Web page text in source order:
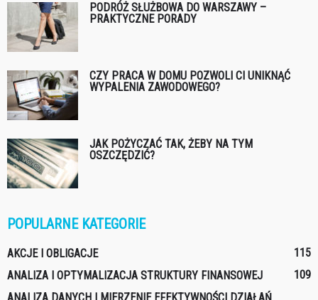
PODRÓŻ SŁUŻBOWA DO WARSZAWY –
PRAKTYCZNE PORADY
CZY PRACA W DOMU POZWOLI CI UNIKNĄĆ
WYPALENIA ZAWODOWEGO?
JAK POŻYCZAĆ TAK, ŻEBY NA TYM
OSZCZĘDZIĆ?
POPULARNE KATEGORIE
AKCJE I OBLIGACJE
115
ANALIZA I OPTYMALIZACJA STRUKTURY FINANSOWEJ
109